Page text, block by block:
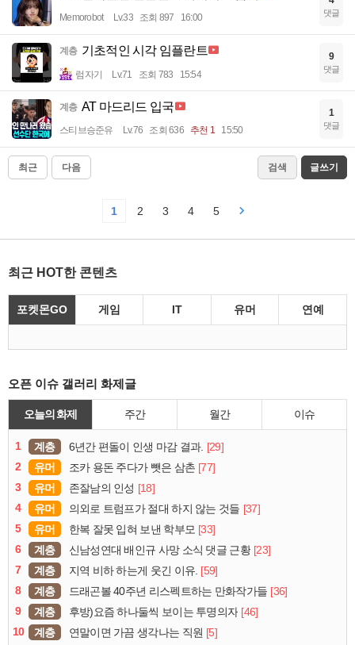
Memorobot Lv.33 조회 897 16:00 댓글
계층 기초적인 시각 임플란트
럼자기 Lv.71 조회 783 15:54
9
댓글
계층 AT 마드리드 입국
스티브승준유 Lv.76 조회 636 추천 1 15:50
1
댓글
최근 다음 검색 글쓰기
1 2 3 4 5
최근 HOT한 콘텐츠
포켓몬GO 게임 IT 유머 연예
오픈 이슈 갤러리 화제글
오늘의 화제 주간 월간 이슈
1 계층 6년간 편돌이 인생 마감 결과. [29]
2
유머 조카 용돈 주다가 뺏은 삼촌 [77]
3
유머 존잘남의 인성 [18]
4
유머 의외로 트럼프가 절대 하지 않는 것들 [37]
5
유머 한복 잘못 입혀 보낸 학부모 [33]
6
계층 신남성연대 배인규 사망 소식 댓글 근황 [23]
7
계층 지역 비하 하는게 웃긴 이유. [59]
8
계층 드래곤볼 40주년 리스펙트하는 만화작가들 [36]
9
계층 후방)요즘 하나둘씩 보이는 투명의자 [46]
10
계층 연말이면 가끔 생각나는 직원 [5]